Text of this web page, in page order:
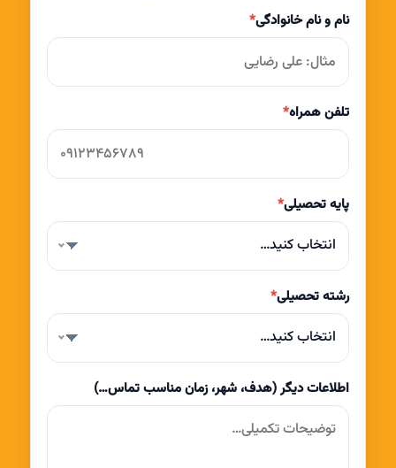
نام و نام خانوادگی*
تلفن همراه*
پایه تحصیلی*
انتخاب کنید…
رشته تحصیلی*
انتخاب کنید…
اطلاعات دیگر (هدف، شهر، زمان مناسب تماس…)